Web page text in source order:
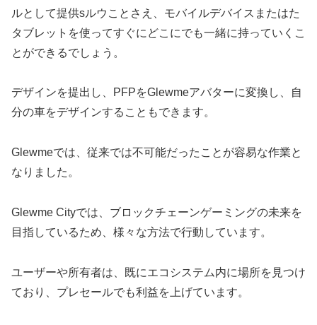
ルとして提供sルウことさえ、モバイルデバイスまたはた
タブレットを使ってすぐにどこにでも一緒に持っていくこ
とができるでしょう。
デザインを提出し、PFPをGlewmeアバターに変換し、自
分の車をデザインすることもできます。
Glewmeでは、従来では不可能だったことが容易な作業と
なりました。
Glewme Cityでは、ブロックチェーンゲーミングの未来を
目指しているため、様々な方法で行動しています。
ユーザーや所有者は、既にエコシステム内に場所を見つけ
ており、プレセールでも利益を上げています。